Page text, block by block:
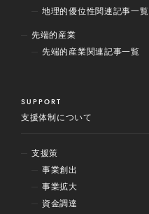
地理的優位性関連記事一覧
先端的産業
先端的産業関連記事一覧
SUPPORT
支援体制について
支援策
事業創出
事業拡大
資金調達